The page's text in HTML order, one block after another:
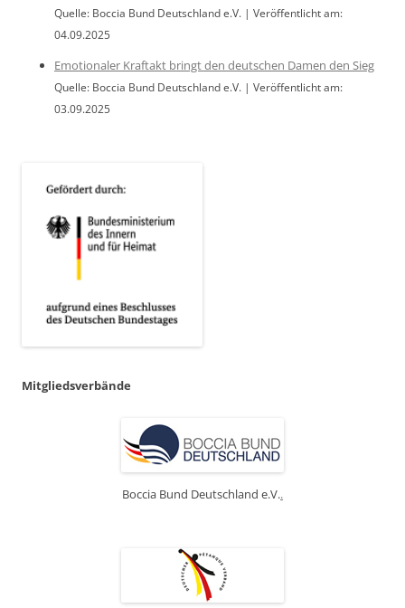
Quelle: Boccia Bund Deutschland e.V.
Veröffentlicht am:
04.09.2025
Emotionaler Kraftakt bringt den deutschen Damen den Sieg
Quelle: Boccia Bund Deutschland e.V.
Veröffentlicht am:
03.09.2025
Mitgliedsverbände
Boccia Bund Deutschland e.V..